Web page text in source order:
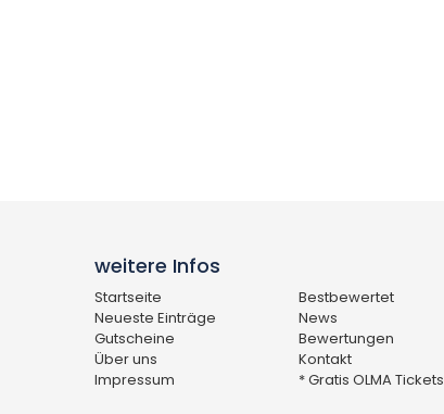
weitere Infos
Startseite
Bestbewertet
Neueste Einträge
News
Gutscheine
Bewertungen
Über uns
Kontakt
Impressum
* Gratis OLMA Tickets